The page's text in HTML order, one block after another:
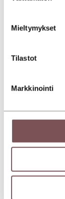
Mieltymykset
Tilastot
Markkinointi